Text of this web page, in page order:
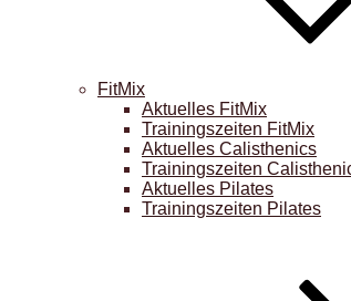
FitMix
Aktuelles FitMix
Trainingszeiten FitMix
Aktuelles Calisthenics
Trainingszeiten
Aktuelles Pilates
Trainingszeiten Pilates